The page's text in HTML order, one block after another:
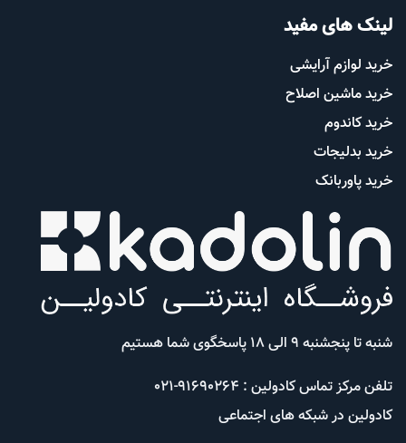
لینک های مفید
خرید لوازم آرایشی
خرید ماشین اصلاح
خرید کاندوم
خرید بدلیجات
خرید پاوربانک
شنبه تا پنجشنبه 9 الی 18 پاسخگوی شما هستیم
تلفن مرکز تماس کادولین : 91690264-021
کادولین در شبکه های اجتماعی